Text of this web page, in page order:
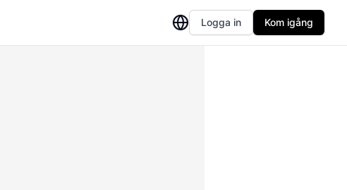
Logga in Kom igång